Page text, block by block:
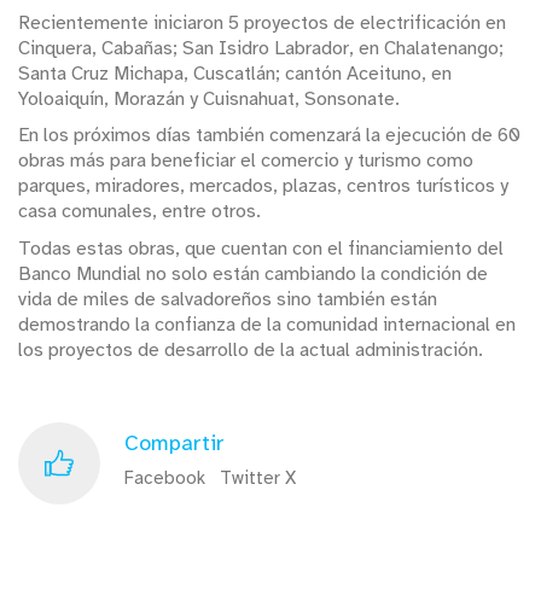
Recientemente iniciaron 5 proyectos de electrificación en
Cinquera, Cabañas; San Isidro Labrador, en Chalatenango;
Santa Cruz Michapa, Cuscatlán; cantón Aceituno, en
Yoloaiquín, Morazán y Cuisnahuat, Sonsonate.
En los próximos días también comenzará la ejecución de 60
obras más para beneficiar el comercio y turismo como
parques, miradores, mercados, plazas, centros turísticos y
casa comunales, entre otros.
Todas estas obras, que cuentan con el financiamiento del
Banco Mundial no solo están cambiando la condición de
vida de miles de salvadoreños sino también están
demostrando la confianza de la comunidad internacional en
los proyectos de desarrollo de la actual administración.
Compartir
Facebook Twitter X